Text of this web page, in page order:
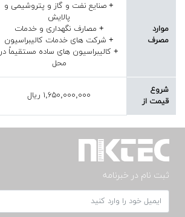
موارد
مصرف
+ صنایع نفت و گاز و پتروشیمی و
پالایش
+ مصارف نگهداری و خدمات
+ شرکت های خدمات کالیبراسیون
+ کالیبراسیون های ساده مستقیماً در
محل
شروع
قیمت از
۱,۶۵۰,۰۰۰,۰۰۰ ریال
ثبت نام در خبرنامه